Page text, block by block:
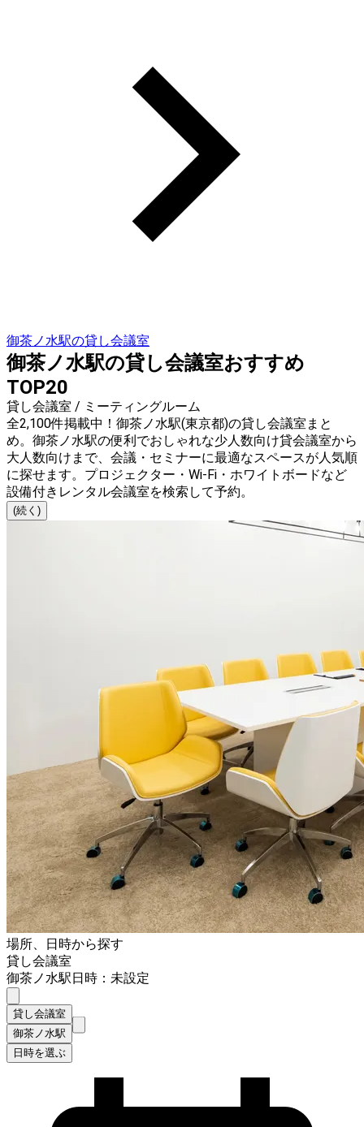
御茶ノ水駅の貸し会議室
御茶ノ水駅の貸し会議室おすすめ
TOP20
貸し会議室 / ミーティングルーム
全2,100件掲載中！御茶ノ水駅(東京都)の貸し会議室まと
め。御茶ノ水駅の便利でおしゃれな少人数向け貸会議室から
大人数向けまで、会議・セミナーに最適なスペースが人気順
に探せます。プロジェクター・Wi-Fi・ホワイトボードなど
設備付きレンタル会議室を検索して予約。
(続く)
場所、日時から探す
貸し会議室
御茶ノ水駅日時：未設定
貸し会議室
御茶ノ水駅
日時を選ぶ